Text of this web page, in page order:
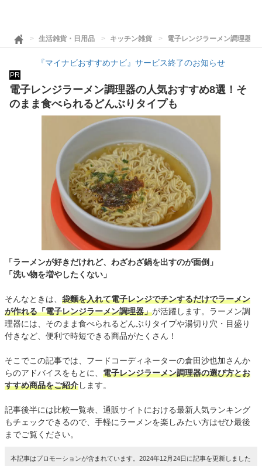
生活雑貨・日用品 キッチン雑貨 電子レンジラーメン調理器
『マイナビおすすめナビ』サービス終了のお知らせ
PR
電子レンジラーメン調理器の人気おすすめ8選！そ
のまま食べられるどんぶりタイプも
「ラーメンが好きだけれど、わざわざ鍋を出すのが面倒」
「洗い物を増やしたくない」
そんなときは、 袋麵を入れて電子レンジでチンするだけでラーメン
が作れる「電子レンジラーメン調理器」が活躍します。ラーメン調
理器には、そのまま食べられるどんぶりタイプや湯切り穴・目盛り
付きなど、便利で時短できる商品がたくさん！
そこでこの記事では、フードコーディネーターの倉田沙也加さんか
らのアドバイスをもとに、 電子レンジラーメン調理器の選び方とお
すすめ商品をご紹介します。
記事後半には比較一覧表、通販サイトにおける最新人気ランキング
もチェックできるので、手軽にラーメンを楽しみたい方はぜひ最後
までご覧ください。
本記事はプロモーションが含まれています。2024年12月24日に記事を更新しました